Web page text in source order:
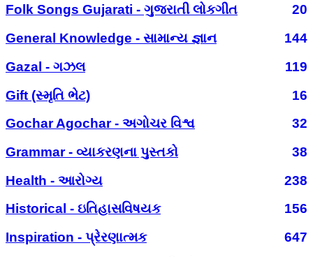
Folk Songs Gujarati - ગુજરાતી લોકગીત
20
General Knowledge - સામાન્ય જ્ઞાન
144
Gazal - ગઝલ
119
Gift (સ્મૃતિ ભેટ)
16
Gochar Agochar - અગોચર વિશ્વ
32
Grammar - વ્યાકરણના પુસ્તકો
38
Health - આરોગ્ય
238
Historical - ઇતિહાસવિષયક
156
Inspiration - પ્રેરણાત્મક
647